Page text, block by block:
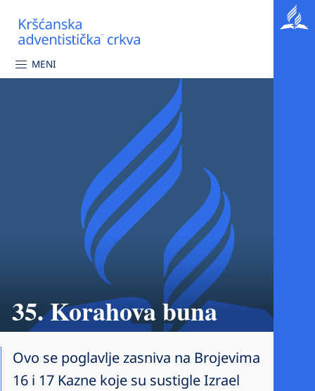
MENI
35. Korahova buna
Ovo se poglavlje zasniva na Brojevima
16 i 17 Kazne koje su sustigle Izrael